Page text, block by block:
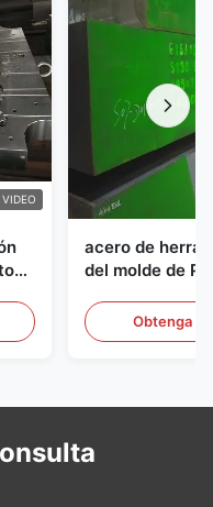
VIDEO
acero de
del molde de
Obtenga el